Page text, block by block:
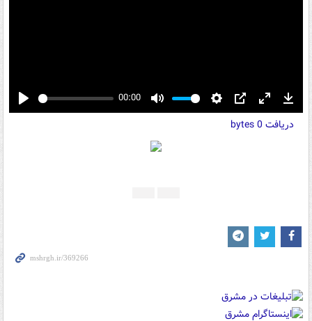
Play
00:00
Mute Settings
PIP Enter
fullscreen
دریافت 0 bytes